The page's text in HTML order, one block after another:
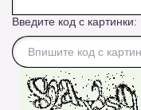
Введите код с картинки: